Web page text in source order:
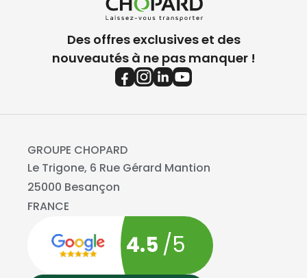
Des offres exclusives et des
nouveautés à ne pas manquer !
GROUPE CHOPARD
Le Trigone, 6 Rue Gérard Mantion
25000 Besançon
FRANCE
4.5 /5